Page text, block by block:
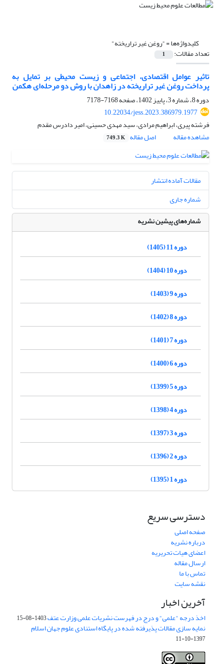
کلیدواژه‌ها ="روغن غیر تراریخته"
تعداد مقالات: 1
تاثیر عوامل اقتصادی، اجتماعی و زیست محیطی بر تمایل به
پرداخت روغن غیر تراریخته در زاهدان با روش دو مرحله‌ای هکمن
دوره 8، شماره 3، پاییز 1402، صفحه
7168-7178
10.22034/jess.2023.386979.1977
فرشته پیری، ابراهیم مرادی، سید مهدی حسینی، امیر دادرس مقدم
مشاهده مقاله
اصل مقاله 749.3 K
مقالات آماده انتشار
شماره جاری
شماره‌های پیشین نشریه
دوره 11 (1405)
دوره 10 (1404)
دوره 9 (1403)
دوره 8 (1402)
دوره 7 (1401)
دوره 6 (1400)
دوره 5 (1399)
دوره 4 (1398)
دوره 3 (1397)
دوره 2 (1396)
دوره 1 (1395)
دسترسی سریع
صفحه اصلی
درباره نشریه
اعضای هیات تحریریه
ارسال مقاله
تماس با ما
نقشه سایت
آخرین اخبار
اخذ درجه "علمی" و درج در فهرست نشریات علمی وزارت عتف1403-08-15
نمایه سازی مقالات پذیرفته شده در پایگاه استنادی علوم جهان اسلام
1397-10-11